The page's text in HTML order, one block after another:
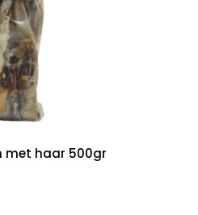
met haar 500gr